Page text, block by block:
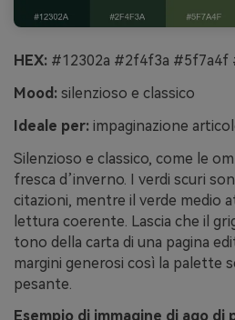
HEX: #12302a #2f4f3a #5f7a4f
Mood: silenzioso e classico
Ideale per: impaginazione
Silenzioso e classico, come le
fresca d’inverno. I verdi scuri
citazioni, mentre il verde medio
lettura coerente. Lascia che il
tono della carta di una pagina
margini generosi così la palette
pesante.
Esempio di immagine di ago di